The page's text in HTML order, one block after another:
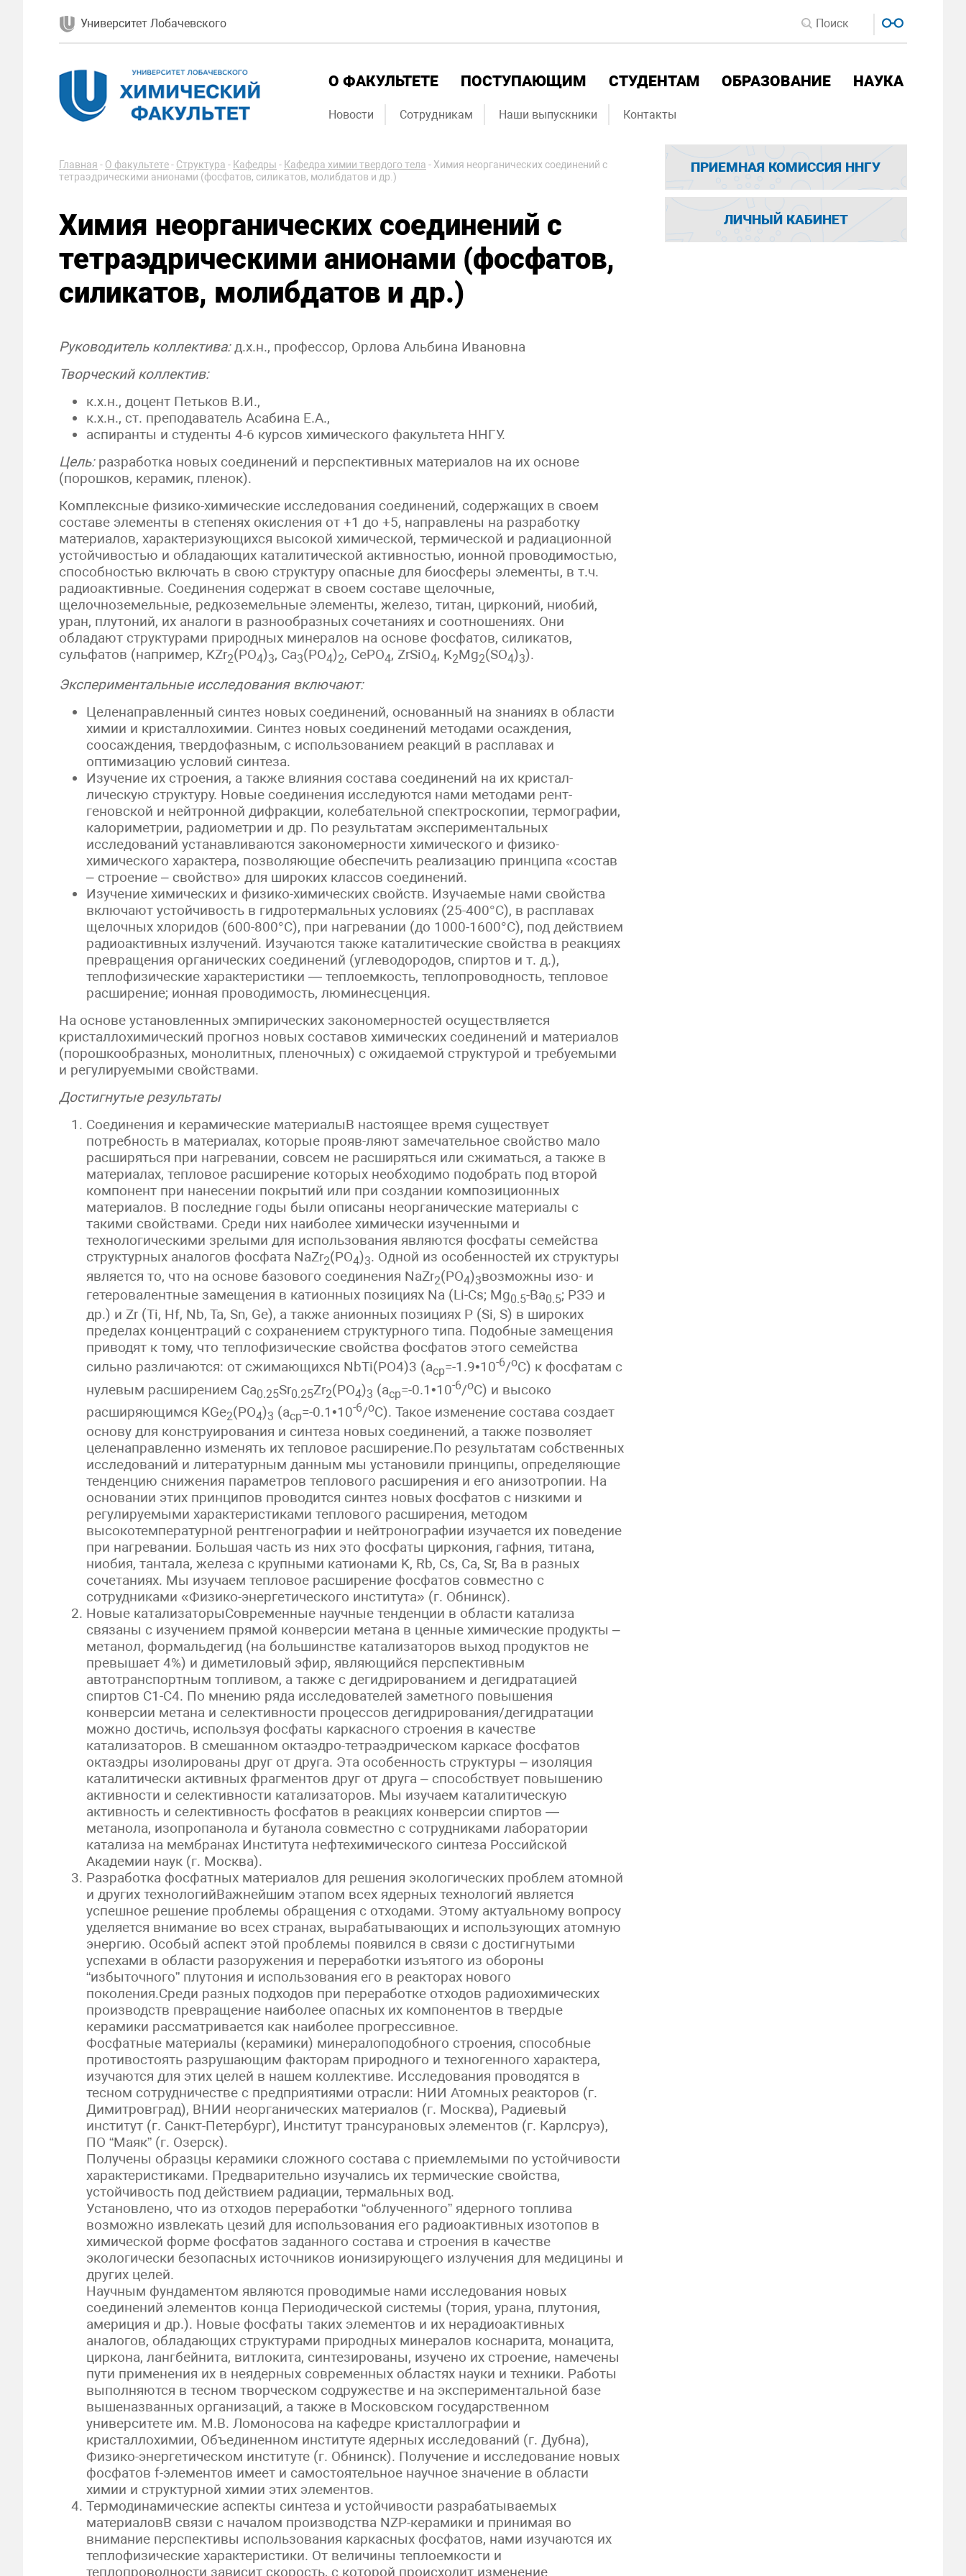
Университет Лобачевского
О ФАКУЛЬТЕТЕ ПОСТУПАЮЩИМ СТУДЕНТАМ ОБРАЗОВАНИЕ НАУКА
Новости Сотрудникам Наши выпускники Контакты
Главная - О факультете- Структура - Кафедры - Кафедра химии твердого тела - Химия неорганических соединений с
тетраэдрическими анионами (фосфатов, силикатов, молибдатов и др.)
Химия неорганических соединений с
тетраэдрическими анионами (фосфатов,
силикатов, молибдатов и др.)
Руководитель коллектива:д.х.н., профессор, Орлова Альбина Ивановна
Творческий коллектив:
к.х.н., доцент Петьков В.И.,
к.х.н., ст. преподаватель Асабина Е.А.,
аспиранты и студенты 4-6 курсов химического факультета ННГУ.
Цель:разработка новых соединений и перспективных материалов на их основе
(порошков, керамик, пленок).
Комплексные физико-химические исследования соединений, содержащих в своем
составе элементы в степенях окисления от +1 до +5, направлены на разработку
материалов, характеризующихся высокой химической, термической и радиационной
устойчивостью и обладающих каталитической активностью, ионной проводимостью,
способностью включать в свою структуру опасные для биосферы элементы, в т.ч.
радиоактивные. Соединения содержат в своем составе щелочные,
щелочноземельные, редкоземельные элементы, железо, титан, цирконий, ниобий,
уран, плутоний, их аналоги в разнообразных сочетаниях и соотношениях. Они
обладают структурами природных минералов на основе фосфатов, силикатов,
сульфатов (например, KZr2(PO4)3, Ca3(PO4)2, CePO4, ZrSiO4, K2Mg2(SO4)3).
Экспериментальные исследования включают:
Целенаправленный синтез новых соединений, основанный на знаниях в области
химии и кристаллохимии. Синтез новых соединений методами осаждения,
соосаждения, твердофазным, с использованием реакций в расплавах и
оптимизацию условий синтеза.
Изучение их строения, а также влияния состава соединений на их кристал-
лическую структуру. Новые соединения исследуются нами методами рент-
геновской и нейтронной дифракции, колебательной спектроскопии, термографии,
калориметрии, радиометрии и др. По результатам экспериментальных
исследований устанавливаются закономерности химического и физико-
химического характера, позволяющие обеспечить реализацию принципа «состав
– строение – свойство» для широких классов соединений.
Изучение химических и физико-химических свойств. Изучаемые нами свойства
включают устойчивость в гидротермальных условиях (25-400°C), в расплавах
щелочных хлоридов (600-800°C), при нагревании (до 1000-1600°C), под действием
радиоактивных излучений. Изучаются также каталитические свойства в реакциях
превращения органических соединений (углеводородов, спиртов и т. д.),
теплофизические характеристики — теплоемкость, теплопроводность, тепловое
расширение; ионная проводимость, люминесценция.
На основе установленных эмпирических закономерностей осуществляется
кристаллохимический прогноз новых составов химических соединений и материалов
(порошкообразных, монолитных, пленочных) с ожидаемой структурой и требуемыми
и регулируемыми свойствами.
Достигнутые результаты
Соединения и керамические материалыВ настоящее время существует
потребность в материалах, которые прояв-ляют замечательное свойство мало
расширяться при нагревании, совсем не расширяться или сжиматься, а также в
материалах, тепловое расширение которых необходимо подобрать под второй
компонент при нанесении покрытий или при создании композиционных
материалов. В последние годы были описаны неорганические материалы с
такими свойствами. Среди них наиболее химически изученными и
технологическими зрелыми для использования являются фосфаты семейства
структурных аналогов фосфата NaZr2(PO4)3. Одной из особенностей их структуры
является то, что на основе базового соединения NaZr2(PO4)3возможны изо- и
гетеровалентные замещения в катионных позициях Na (Li-Cs; Mg0.5-Ba0.5; РЗЭ и
др.) и Zr (Ti, Hf, Nb, Ta, Sn, Ge), а также анионных позициях Р (Si, S) в широких
пределах концентраций с сохранением структурного типа. Подобные замещения
приводят к тому, что теплофизические свойства фосфатов этого семейства
сильно различаются: от сжимающихся NbTi(PO4)3 (acp=-1.9•10-6/oC) к фосфатам с
нулевым расширением Са0.25Sr0.25Zr2(PO4)3 (acp=-0.1•10-6/oC) и высоко
расширяющимся KGe2(PO4)3 (acp=-0.1•10-6/oC). Такое изменение состава создает
основу для конструирования и синтеза новых соединений, а также позволяет
целенаправленно изменять их тепловое расширение.По результатам собственных
исследований и литературным данным мы установили принципы, определяющие
тенденцию снижения параметров теплового расширения и его анизотропии. На
основании этих принципов проводится синтез новых фосфатов с низкими и
регулируемыми характеристиками теплового расширения, методом
высокотемпературной рентгенографии и нейтронографии изучается их поведение
при нагревании. Большая часть из них это фосфаты циркония, гафния, титана,
ниобия, тантала, железа с крупными катионами K, Rb, Cs, Ca, Sr, Ва в разных
сочетаниях. Мы изучаем тепловое расширение фосфатов совместно с
сотрудниками «Физико-энергетического института» (г. Обнинск).
Новые катализаторыСовременные научные тенденции в области катализа
связаны с изучением прямой конверсии метана в ценные химические продукты –
метанол, формальдегид (на большинстве катализаторов выход продуктов не
превышает 4%) и диметиловый эфир, являющийся перспективным
автотранспортным топливом, а также с дегидрированием и дегидратацией
спиртов C1-C4. По мнению ряда исследователей заметного повышения
конверсии метана и селективности процессов дегидрирования/дегидратации
можно достичь, используя фосфаты каркасного строения в качестве
катализаторов. В смешанном октаэдро-тетраэдрическом каркасе фосфатов
октаэдры изолированы друг от друга. Эта особенность структуры – изоляция
каталитически активных фрагментов друг от друга – способствует повышению
активности и селективности катализаторов. Мы изучаем каталитическую
активность и селективность фосфатов в реакциях конверсии спиртов —
метанола, изопропанола и бутанола совместно с сотрудниками лаборатории
катализа на мембранах Института нефтехимического синтеза Российской
Академии наук (г. Москва).
Разработка фосфатных материалов для решения экологических проблем атомной
и других технологийВажнейшим этапом всех ядерных технологий является
успешное решение проблемы обращения с отходами. Этому актуальному вопросу
уделяется внимание во всех странах, вырабатывающих и использующих атомную
энергию. Особый аспект этой проблемы появился в связи с достигнутыми
успехами в области разоружения и переработки изъятого из обороны
“избыточного” плутония и использования его в реакторах нового
поколения.Среди разных подходов при переработке отходов радиохимических
производств превращение наиболее опасных их компонентов в твердые
керамики рассматривается как наиболее прогрессивное.
Фосфатные материалы (керамики) минералоподобного строения, способные
противостоять разрушающим факторам природного и техногенного характера,
изучаются для этих целей в нашем коллективе. Исследования проводятся в
тесном сотрудничестве с предприятиями отрасли: НИИ Атомных реакторов (г.
Димитровград), ВНИИ неорганических материалов (г. Москва), Радиевый
институт (г. Санкт-Петербург), Институт трансурановых элементов (г. Карлсруэ),
ПО “Маяк” (г. Озерск).
Получены образцы керамики сложного состава с приемлемыми по устойчивости
характеристиками. Предварительно изучались их термические свойства,
устойчивость под действием радиации, термальных вод.
Установлено, что из отходов переработки “облученного” ядерного топлива
возможно извлекать цезий для использования его радиоактивных изотопов в
химической форме фосфатов заданного состава и строения в качестве
экологически безопасных источников ионизирующего излучения для медицины и
других целей.
Научным фундаментом являются проводимые нами исследования новых
соединений элементов конца Периодической системы (тория, урана, плутония,
америция и др.). Новые фосфаты таких элементов и их нерадиоактивных
аналогов, обладающих структурами природных минералов коснарита, монацита,
циркона, лангбейнита, витлокита, синтезированы, изучено их строение, намечены
пути применения их в неядерных современных областях науки и техники. Работы
выполняются в тесном творческом содружестве и на экспериментальной базе
вышеназванных организаций, а также в Московском государственном
университете им. М.В. Ломоносова на кафедре кристаллографии и
кристаллохимии, Объединенном институте ядерных исследований (г. Дубна),
Физико-энергетическом институте (г. Обнинск). Получение и исследование новых
фосфатов f-элементов имеет и самостоятельное научное значение в области
химии и структурной химии этих элементов.
Термодинамические аспекты синтеза и устойчивости разрабатываемых
материаловВ связи с началом производства NZP-керамики и принимая во
внимание перспективы использования каркасных фосфатов, нами изучаются их
теплофизические характеристики. От величины теплоемкости и
теплопроводности зависит скорость, с которой происходит изменение
ПРИЕМНАЯ КОМИССИЯ ННГУ
ЛИЧНЫЙ КАБИНЕТ